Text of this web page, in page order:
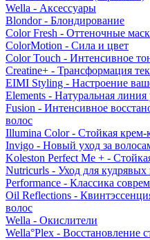
Wella - Аксессуары
Blondor - Блондирование
Color Fresh - Оттеночные
ColorMotion - Сила и цвет
Color Touch - Интенсивное
Creatine+ - Трансформация
EIMI Styling - Настроение
Elements - Натуральная линия
Fusion - Интенсивное
волос
Illumina Color - Стойкая крем-
Invigo - Новый уход за
Koleston Perfect Me + -
Nutricurls - Уход для
Performance - Классика
Oil Reflections -
волос
Wella - Окислители
Wella°Plex - Восстановление